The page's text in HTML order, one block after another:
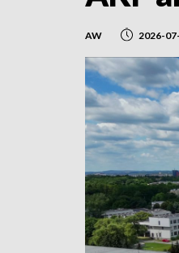
AW 2026-